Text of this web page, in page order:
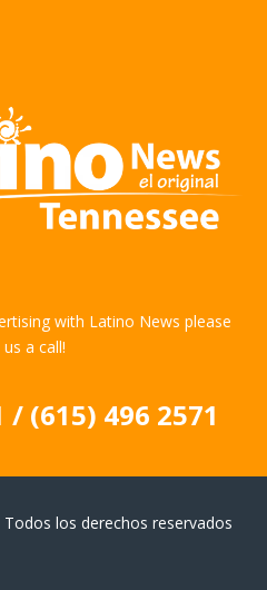
with Latino News please
us a call!
/ (615) 496 2571
Todos los derechos reservados